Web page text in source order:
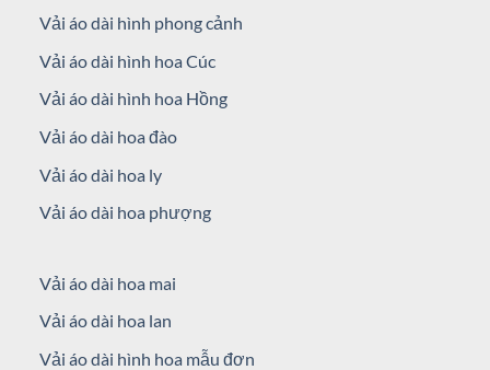
Vải áo dài hình phong cảnh
Vải áo dài hình hoa Cúc
Vải áo dài hình hoa Hồng
Vải áo dài hoa đào
Vải áo dài hoa ly
Vải áo dài hoa phượng
Vải áo dài hoa mai
Vải áo dài hoa lan
Vải áo dài hình hoa mẫu đơn